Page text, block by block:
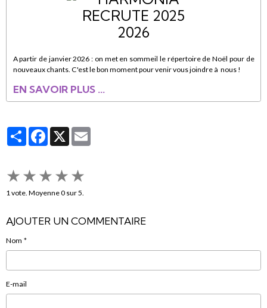
A partir de janvier 2026 : on met en sommeil le répertoire de Noël pour de
nouveaux chants. C'est le bon moment pour venir vous joindre à nous !
EN SAVOIR PLUS ...
PartagerFacebook
X
★★★★★
1vote. Moyenne0 sur 5.
AJOUTER UN COMMENTAIRE
Nom
E-mail